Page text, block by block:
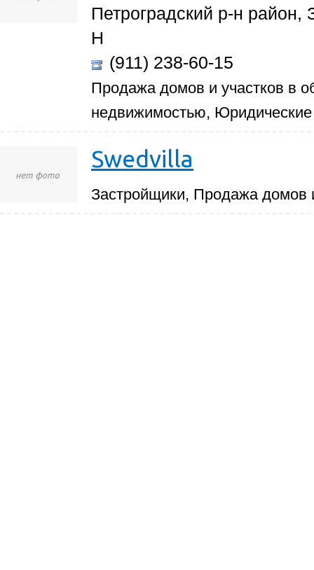
Петроградский р-н район,
Н
(911) 238-60-15
Продажа домов и участков в
недвижимостью, Юридические
Swedvilla
Застройщики, Продажа домов